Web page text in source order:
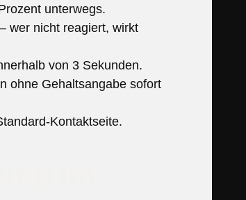
unterwegs.
wer nicht reagiert, wirkt
von 3 Sekunden.
ohne Gehaltsangabe sofort
Kontaktseite.